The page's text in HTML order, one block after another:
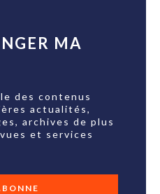
MA
des contenus
actualités,
archives de plus
et services